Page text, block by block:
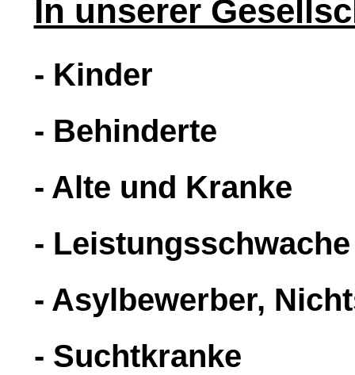
In unserer
- Kinder
- Behinderte
- Alte und Kranke
- Leistungsschwache
- Asylbewerber,
- Suchtkranke